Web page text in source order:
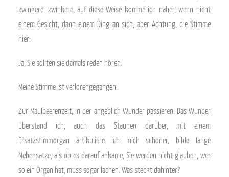
zwinkere, zwinkere, auf diese Weise komme ich näher, wenn nicht
einem Gesicht, dann einem Ding an sich, aber Achtung, die Stimme
hier:
Ja, Sie sollten sie damals reden hören.
Meine Stimme ist verlorengegangen.
Zur Maulbeerenzeit, in der angeblich Wunder passieren. Das Wunder
überstand ich, auch das Staunen darüber, mit einem
Ersatzstimmorgan artikuliere ich mich schöner, bilde lange
Nebensätze, als ob es darauf ankäme, Sie werden nicht glauben, wer
so ein Organ hat, muss sogar lachen. Was steckt dahinter?